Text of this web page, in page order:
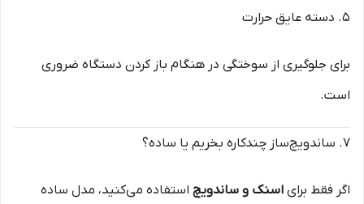
۵. دسته عایق حرارت
برای جلوگیری از سوختگی در هنگام باز کردن دستگاه ضروری
است.
۷. ساندویچ‌ساز چندکاره بخریم یا ساده؟
اگر فقط برای اسنک و ساندویچ استفاده می‌کنید، مدل ساده